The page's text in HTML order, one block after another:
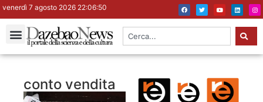
venerdì 7 agosto 2026 22:06:51
conto vendita